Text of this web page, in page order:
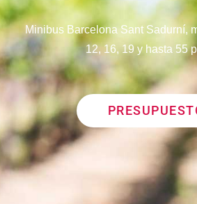
Minibus Barcelona Sant Sadurní,
12, 16, 19 y hasta 55